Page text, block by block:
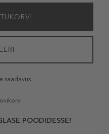
saadavus
POODIDESSE!